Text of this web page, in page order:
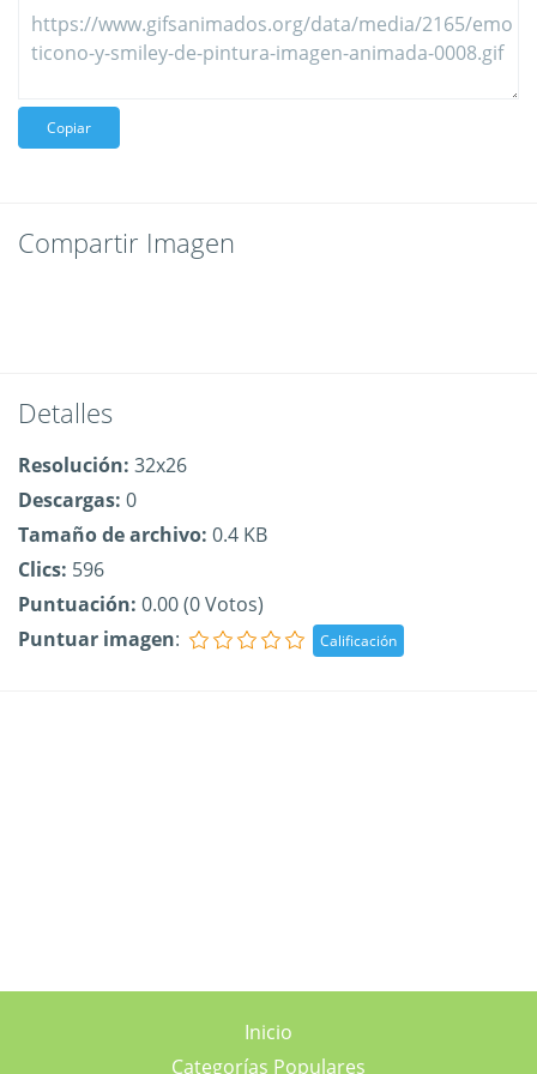
Copiar
Compartir Imagen
Detalles
Resolución: 32x26
Descargas: 0
Tamaño de archivo: 0.4 KB
Clics: 596
Puntuación: 0.00 (0 Votos)
Puntuar imagen:
Inicio
Categorías Populares